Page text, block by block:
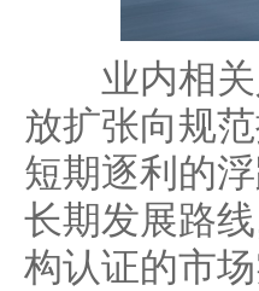
业内相关
放扩张向规
短期逐利的
长期发展路
构认证的市